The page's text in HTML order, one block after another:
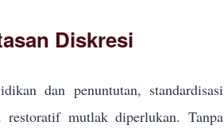
Diskresi
dan penuntutan, standardisasi
restoratif mutlak diperlukan. Tanpa